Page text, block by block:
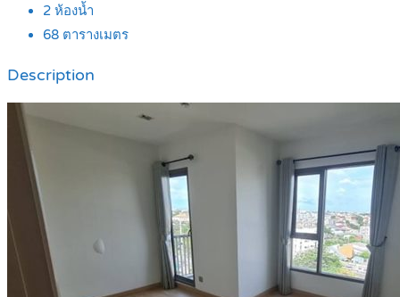
2 ห้องน้ำ
68 ตารางเมตร
Description